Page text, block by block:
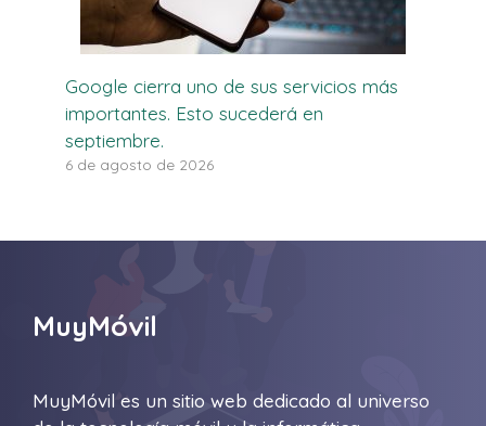
Google cierra uno de sus servicios más
importantes. Esto sucederá en
septiembre.
6 de agosto de 2026
MuyMóvil
MuyMóvil es un sitio web dedicado al universo